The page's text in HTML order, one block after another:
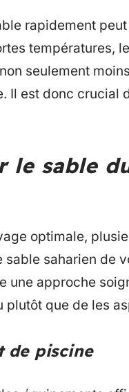
rapidement
températures,
seulement
Il est donc crucial
le sable
optimale,
sable saharien de
une approche
plutôt que de les
de piscine